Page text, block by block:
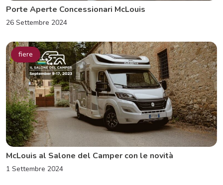
Porte Aperte Concessionari McLouis
26 Settembre 2024
fiere
McLouis al Salone del Camper con le novità
1 Settembre 2024